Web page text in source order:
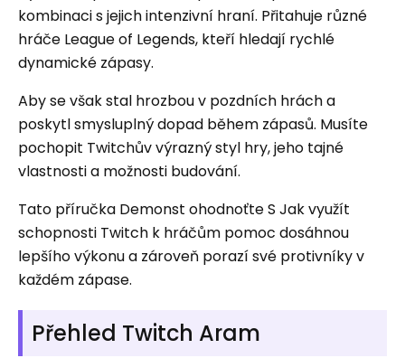
kombinaci s jejich intenzivní hraní. Přitahuje různé
hráče League of Legends, kteří hledají rychlé
dynamické zápasy.
Aby se však stal hrozbou v pozdních hrách a
poskytl smysluplný dopad během zápasů. Musíte
pochopit Twitchův výrazný styl hry, jeho tajné
vlastnosti a možnosti budování.
Tato příručka Demonst ohodnoťte S Jak využít
schopnosti Twitch k hráčům pomoc dosáhnou
lepšího výkonu a zároveň porazí své protivníky v
každém zápase.
Přehled Twitch Aram